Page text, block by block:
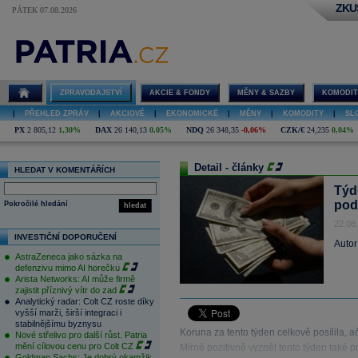
PÁTEK 07.08.2026
ZPRAVODAJSTVÍ AKCIE & FONDY MĚNY & SAZBY
PŘEHLED ZPRÁV AKCIOVÉ EKONOMICKÉ MĚNY KOMODITY
PX 2 805,12 1,30% DAX 26 140,13 0,05% NDQ 26 348,35 -0,06% CZK/€ 24,235 0,04%
HLEDAT V KOMENTÁŘÍCH
hledat
Pokročilé hledání
INVESTIČNÍ DOPORUČENÍ
AstraZeneca jako sázka na
defenzivu mimo AI horečku
Arista Networks: AI může firmě
zajistit příznivý vítr do zad
Analytický radar: Colt CZ roste díky
vyšší marži, širší integraci i
stabilnějšímu byznysu
Nové střelivo pro další růst. Patria
mění cílovou cenu pro Colt CZ
Detail - články
Koruna za tento týden celkově posílila,
Mírně pozitivně vyzněl tento týden také